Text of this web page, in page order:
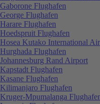
Gaborone Flughafen
George Flughafen
Harare Flughafen
Hoedspruit Flughafen
Hosea Kutako International
Hurghada Flughafen
Johannesburg Rand Airport
Kapstadt Flughafen
Kasane Flughafen
Kilimanjaro Flughafen
Kruger-Mpumalanga